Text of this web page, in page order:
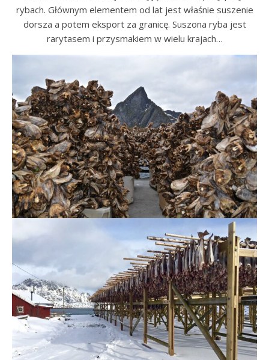
rybach. Głównym elementem od lat jest właśnie suszenie
dorsza a potem eksport za granicę. Suszona ryba jest
rarytasem i przysmakiem w wielu krajach…